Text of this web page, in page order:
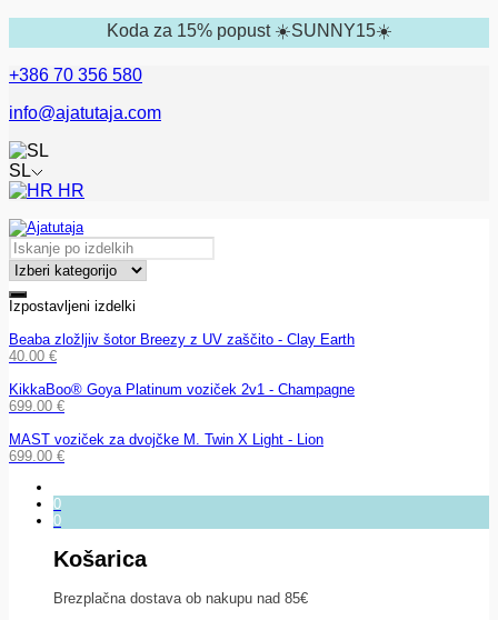
Koda za 15% popust ☀️SUNNY15☀️
+386 70 356 580
info@ajatutaja.com
SL
HR
Izpostavljeni izdelki
Beaba zložljiv šotor Breezy z UV zaščito - Clay Earth
40.00 €
KikkaBoo® Goya Platinum voziček 2v1 - Champagne
699.00 €
MAST voziček za dvojčke M. Twin X Light - Lion
699.00 €
0
0
Košarica
Brezplačna dostava ob nakupu nad 85€